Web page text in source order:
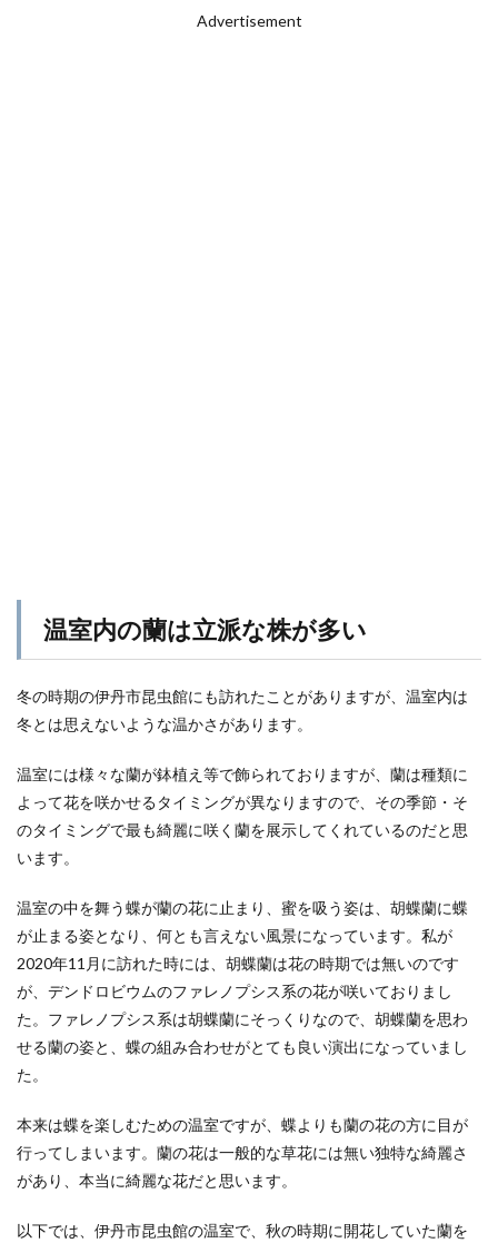
Advertisement
温室内の蘭は立派な株が多い
冬の時期の伊丹市昆虫館にも訪れたことがありますが、温室内は
冬とは思えないような温かさがあります。
温室には様々な蘭が鉢植え等で飾られておりますが、蘭は種類に
よって花を咲かせるタイミングが異なりますので、その季節・そ
のタイミングで最も綺麗に咲く蘭を展示してくれているのだと思
います。
温室の中を舞う蝶が蘭の花に止まり、蜜を吸う姿は、胡蝶蘭に蝶
が止まる姿となり、何とも言えない風景になっています。私が
2020年11月に訪れた時には、胡蝶蘭は花の時期では無いのです
が、デンドロビウムのファレノプシス系の花が咲いておりまし
た。ファレノプシス系は胡蝶蘭にそっくりなので、胡蝶蘭を思わ
せる蘭の姿と、蝶の組み合わせがとても良い演出になっていまし
た。
本来は蝶を楽しむための温室ですが、蝶よりも蘭の花の方に目が
行ってしまいます。蘭の花は一般的な草花には無い独特な綺麗さ
があり、本当に綺麗な花だと思います。
以下では、伊丹市昆虫館の温室で、秋の時期に開花していた蘭を